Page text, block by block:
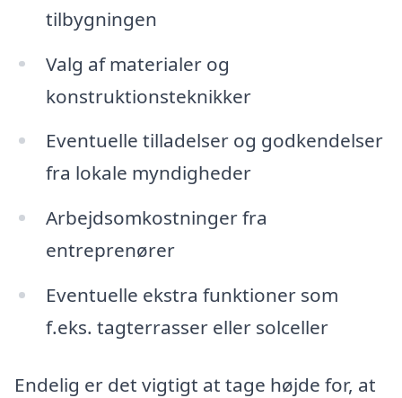
tilbygningen
Valg af materialer og
konstruktionsteknikker
Eventuelle tilladelser og godkendelser
fra lokale myndigheder
Arbejdsomkostninger fra
entreprenører
Eventuelle ekstra funktioner som
f.eks. tagterrasser eller solceller
Endelig er det vigtigt at tage højde for, at